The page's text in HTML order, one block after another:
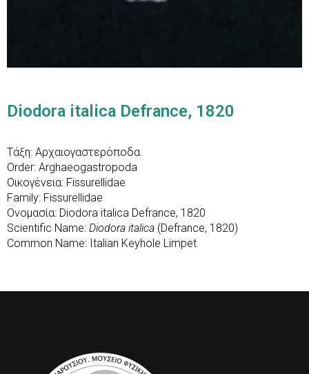
Diodora italica Defrance, 1820
Τάξη: Αρχαιογαστερόποδα
Order: Arghaeogastropoda
Οικογένεια: Fissurellidae
Family: Fissurellidae
Ονομασία: Diodora italica Defrance, 1820
Scientific Name: Diodora italica (Defrance, 1820)
Common Name: Italian Keyhole Limpet